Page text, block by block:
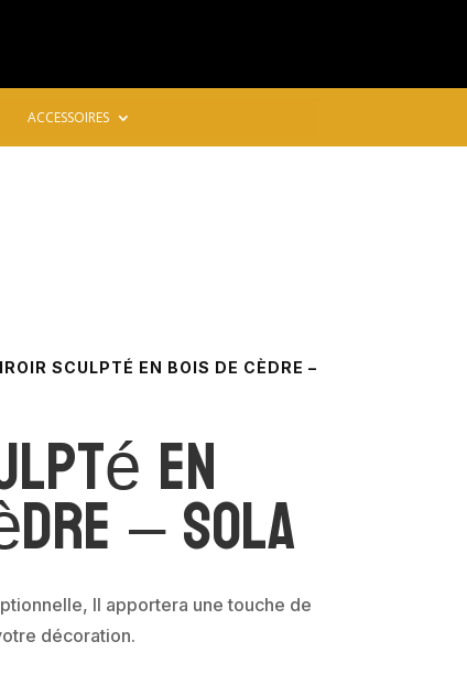
ACCESSOIRES
SCULPTÉ EN BOIS DE CÈDRE –
en
– SOLA
Il apportera une touche de
décoration.